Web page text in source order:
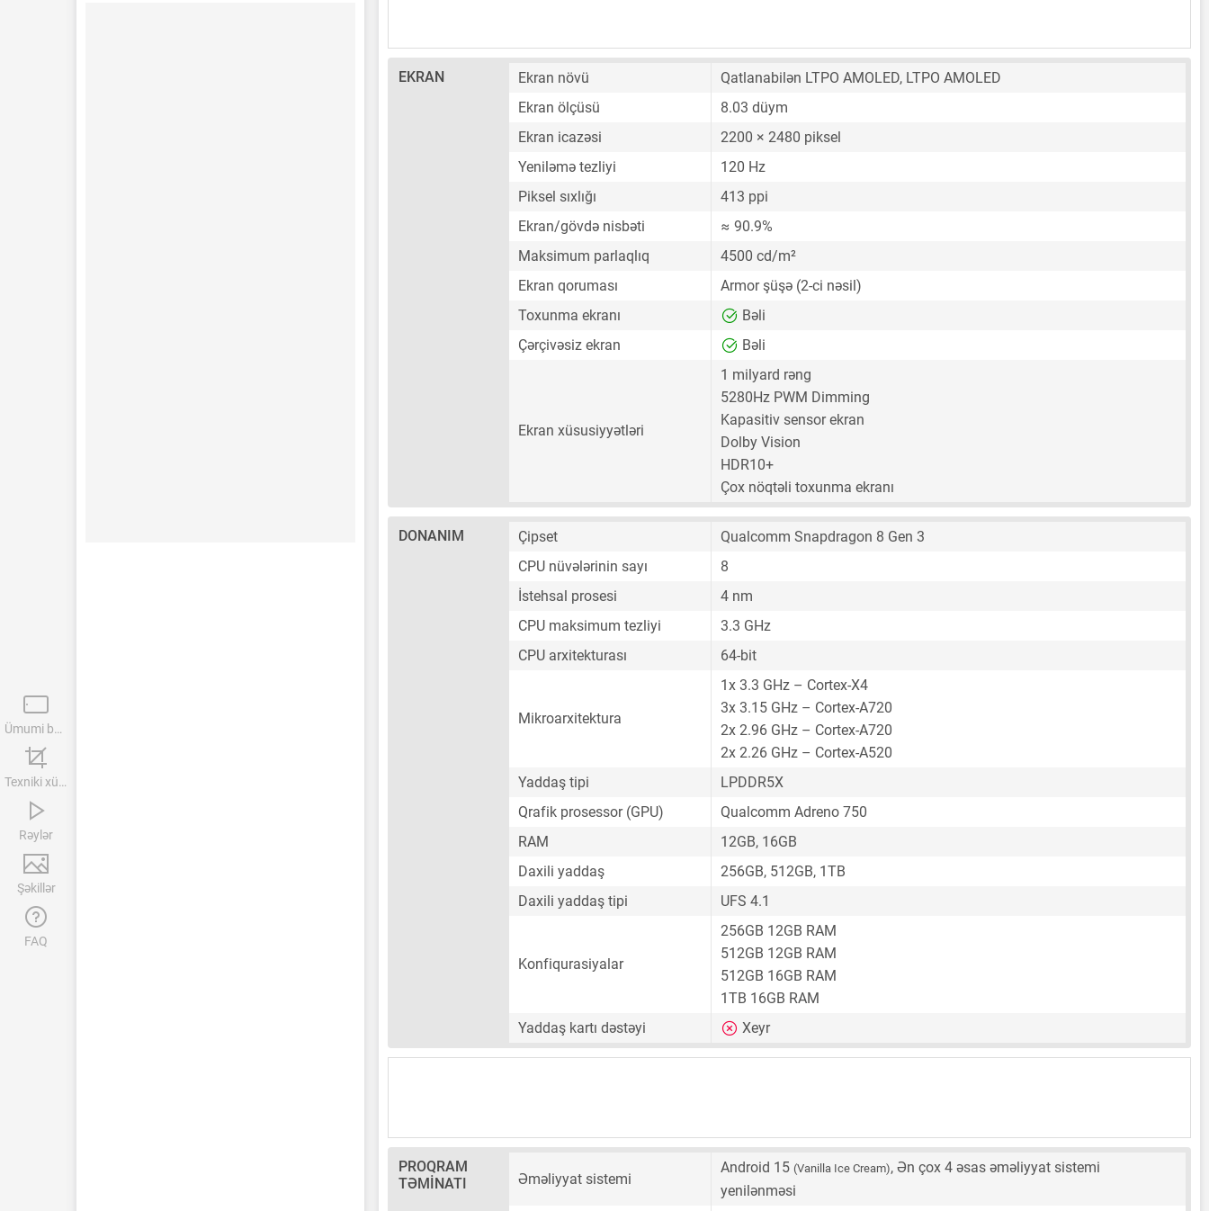
EKRAN Ekran növü
Qatlanabilən LTPO AMOLED, LTPO AMOLED
Ekran ölçüsü
8.03 düym
Ekran icazəsi
2200 × 2480 piksel
Yeniləmə tezliyi
120 Hz
Piksel sıxlığı
413 ppi
Ekran/gövdə nisbəti
≈ 90.9%
Maksimum parlaqlıq
4500 cd/m²
Ekran qoruması
Armor şüşə (2-ci nəsil)
Toxunma ekranı
Bəli
Çərçivəsiz ekran
Bəli
Ekran xüsusiyyətləri
1 milyard rəng
5280Hz PWM Dimming
Kapasitiv sensor ekran
Dolby Vision
HDR10+
Çox nöqtəli toxunma ekranı
DONANIM Çipset
Qualcomm Snapdragon 8 Gen 3
CPU nüvələrinin sayı
8
İstehsal prosesi
4 nm
CPU maksimum tezliyi
3.3 GHz
CPU arxitekturası
64-bit
Mikroarxitektura
1x 3.3 GHz – Cortex-X4
3x 3.15 GHz – Cortex-A720
2x 2.96 GHz – Cortex-A720
2x 2.26 GHz – Cortex-A520
Yaddaş tipi
LPDDR5X
Qrafik prosessor (GPU)
Qualcomm Adreno 750
RAM
12GB, 16GB
Daxili yaddaş
256GB, 512GB, 1TB
Daxili yaddaş tipi
UFS 4.1
Konfiqurasiyalar
256GB 12GB RAM
512GB 12GB RAM
512GB 16GB RAM
1TB 16GB RAM
Yaddaş kartı dəstəyi
Xeyr
PROQRAM
TƏMINATI
Əməliyyat sistemi
Android 15 (Vanilla Ice Cream), Ən çox 4 əsas əməliyyat sistemi
yenilənməsi
Ümumi baxış
Texniki xüsusiyyətlər
Rəylər
Şəkillər
FAQ